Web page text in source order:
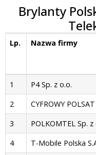
Brylanty
Lp. Nazwa firmy
Lp.
Nazwa firmy
1 P4 Sp. z o.o.
2
CYFROWY POLSAT
3
POLKOMTEL Sp. z
4
T-Mobile Polska